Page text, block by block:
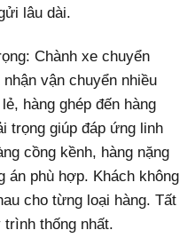
lâu dài.
Chành xe chuyển
vận chuyển nhiều
hàng ghép đến hàng
trọng giúp đáp ứng linh
cồng kềnh, hàng nặng
án phù hợp. Khách không
cho từng loại hàng. Tất
thống nhất.